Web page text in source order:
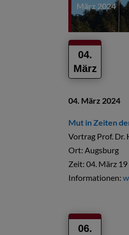
März 2024
04.
März
04. März 2024
Mut in Zeiten
Vortrag Prof. Dr.
Ort: Augsburg
Zeit: 04. März
Informationen:
06.